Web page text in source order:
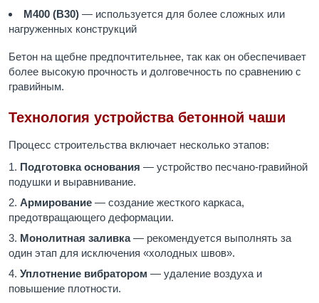
М400 (B30) — используется для более сложных или
нагруженных конструкций
Бетон на щебне предпочтительнее, так как он обеспечивает
более высокую прочность и долговечность по сравнению с
гравийным.
Технология устройства бетонной чаши
Процесс строительства включает несколько этапов:
Подготовка основания — устройство песчано-гравийной
подушки и выравнивание.
Армирование — создание жесткого каркаса,
предотвращающего деформации.
Монолитная заливка— рекомендуется выполнять за
один этап для исключения «холодных швов».
Уплотнение вибратором — удаление воздуха и
повышение плотности.